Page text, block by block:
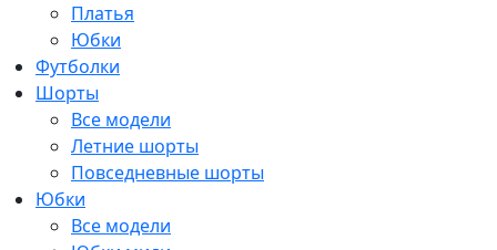
Платья
Юбки
Футболки
Шорты
Все модели
Летние шорты
Повседневные шорты
Юбки
Все модели